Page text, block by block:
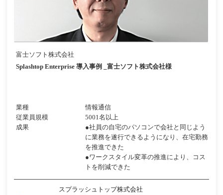
富士ソフト株式会社
Splashtop Enterprise 導入事例 _富士ソフト株式会社様
業種
情報通信
従業員規模
5001名以上
成果
●社員の自宅のパソコンで会社と同じよう
に業務を遂行できるようになり、在宅勤務
を推進できた
●ワークスタイル変革の推進により、コス
トを削減できた
スプラッシュトップ株式会社